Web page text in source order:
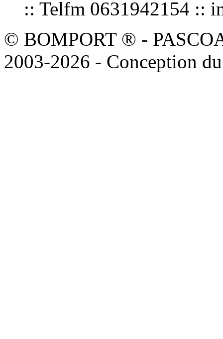
:: Telfm 0631942154 ::
© BOMPORT ® -
2003-2026 - Conception